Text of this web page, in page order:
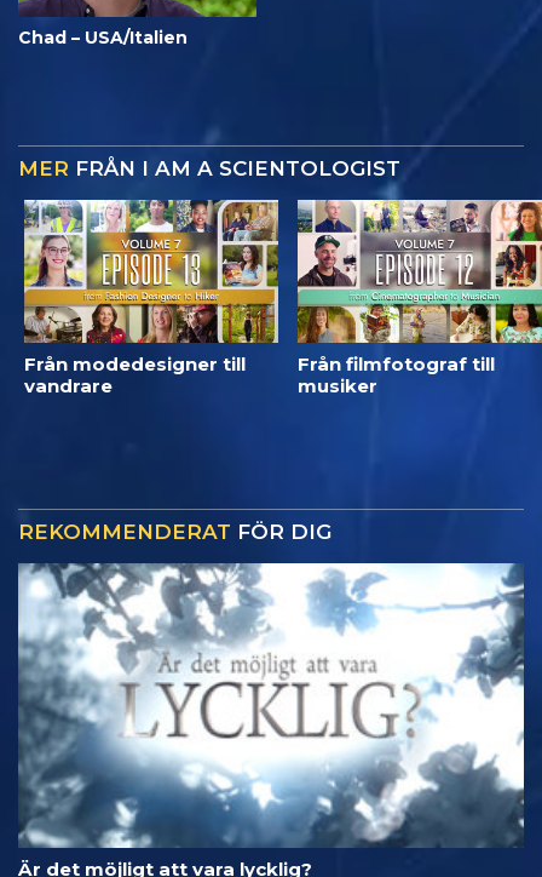
Chad – USA/Italien
MER FRÅN I AM A SCIENTOLOGIST
Från modedesigner till
vandrare
Från filmfotograf till
musiker
REKOMMENDERAT FÖR DIG
Är det möjligt att vara lycklig?